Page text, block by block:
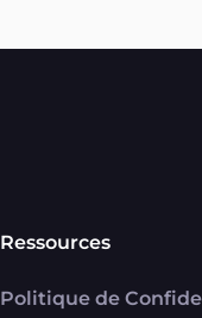
Ressources
Politique de